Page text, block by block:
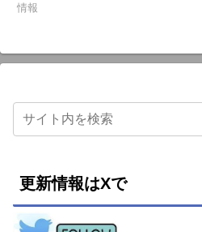
情報
更新情報はXで